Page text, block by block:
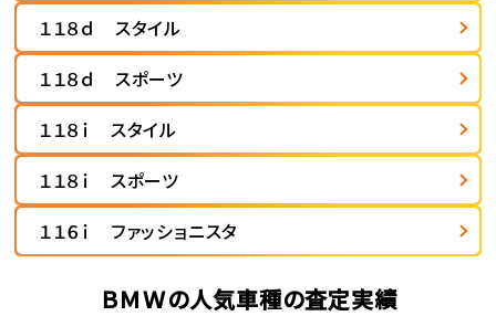
１１８ｄ スタイル
１１８ｄ スポーツ
１１８ｉ スタイル
１１８ｉ スポーツ
１１６ｉ ファッショニスタ
ＢＭＷの人気車種の査定実績